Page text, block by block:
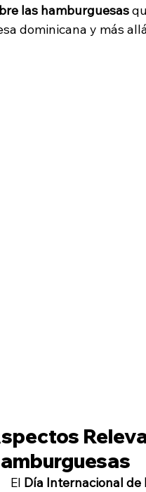
las hamburguesas
dominicana y más
El Día Internacional